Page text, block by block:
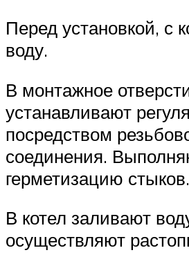
Перед установкой, с
воду.
В монтажное
устанавливают
посредством
соединения.
герметизацию стыков.
В котел заливают
осуществляют